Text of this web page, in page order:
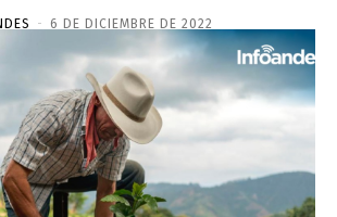
- 6 DE DICIEMBRE DE 2022